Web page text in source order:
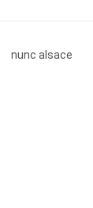
nunc alsace